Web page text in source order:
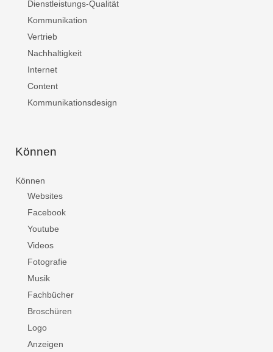
Dienstleistungs-Qualität
Kommunikation
Vertrieb
Nachhaltigkeit
Internet
Content
Kommunikationsdesign
Können
Können
Websites
Facebook
Youtube
Videos
Fotografie
Musik
Fachbücher
Broschüren
Logo
Anzeigen